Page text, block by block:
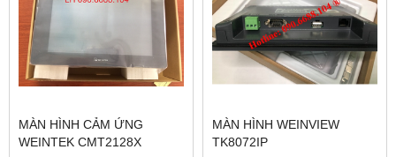
MÀN HÌNH CẢM ỨNG
WEINTEK CMT2128X
MÀN HÌNH WEINVIEW
TK8072IP